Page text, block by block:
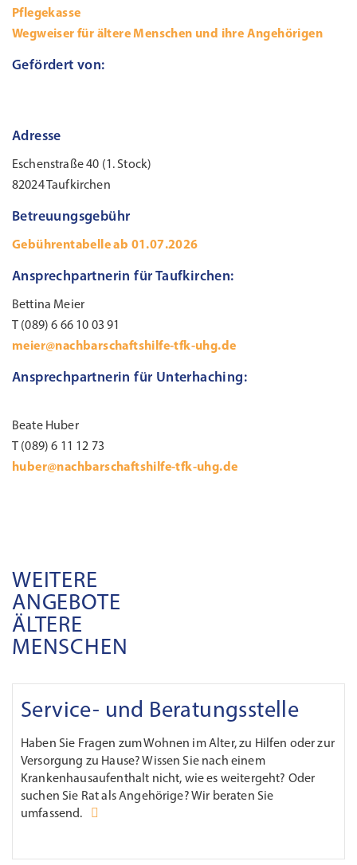
Pflegekasse
Wegweiser für ältere Menschen und ihre Angehörigen
Gefördert von:
Adresse
Eschenstraße 40 (1. Stock)
82024 Taufkirchen
Betreuungsgebühr
Gebührentabelle ab 01.07.2026
Ansprechpartnerin für Taufkirchen:
Bettina Meier
T (089) 6 66 10 03 91
meier@nachbarschaftshilfe-tfk-uhg.de
Ansprechpartnerin für Unterhaching:
Beate Huber
T (089) 6 11 12 73
huber@nachbarschaftshilfe-tfk-uhg.de
WEITERE
ANGEBOTE
ÄLTERE
MENSCHEN
Service- und Beratungsstelle
Haben Sie Fragen zum Wohnen im Alter, zu Hilfen oder zur
Versorgung zu Hause? Wissen Sie nach einem
Krankenhausaufenthalt nicht, wie es weitergeht? Oder
suchen Sie Rat als Angehörige? Wir beraten Sie
umfassend.